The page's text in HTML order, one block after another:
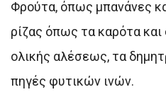
Φρούτα, όπως μπανάνες
ρίζας όπως τα καρότα
ολικής αλέσεως, τα
πηγές φυτικών ινών.